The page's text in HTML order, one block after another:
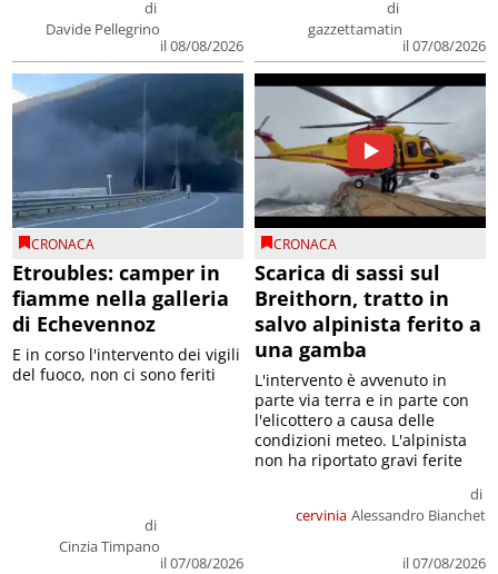
di
Davide Pellegrino
il 08/08/2026
di
gazzettamatin
il 07/08/2026
CRONACA
Etroubles: camper in
fiamme nella galleria
di Echevennoz
di
Cinzia Timpano
il 07/08/2026
E in corso l'intervento dei vigili
del fuoco, non ci sono feriti
CRONACA
Scarica di sassi sul
Breithorn, tratto in
salvo alpinista ferito a
una gamba
cervinia
di
Alessandro Bianchet
il 07/08/2026
L'intervento è avvenuto in
parte via terra e in parte con
l'elicottero a causa delle
condizioni meteo. L'alpinista
non ha riportato gravi ferite